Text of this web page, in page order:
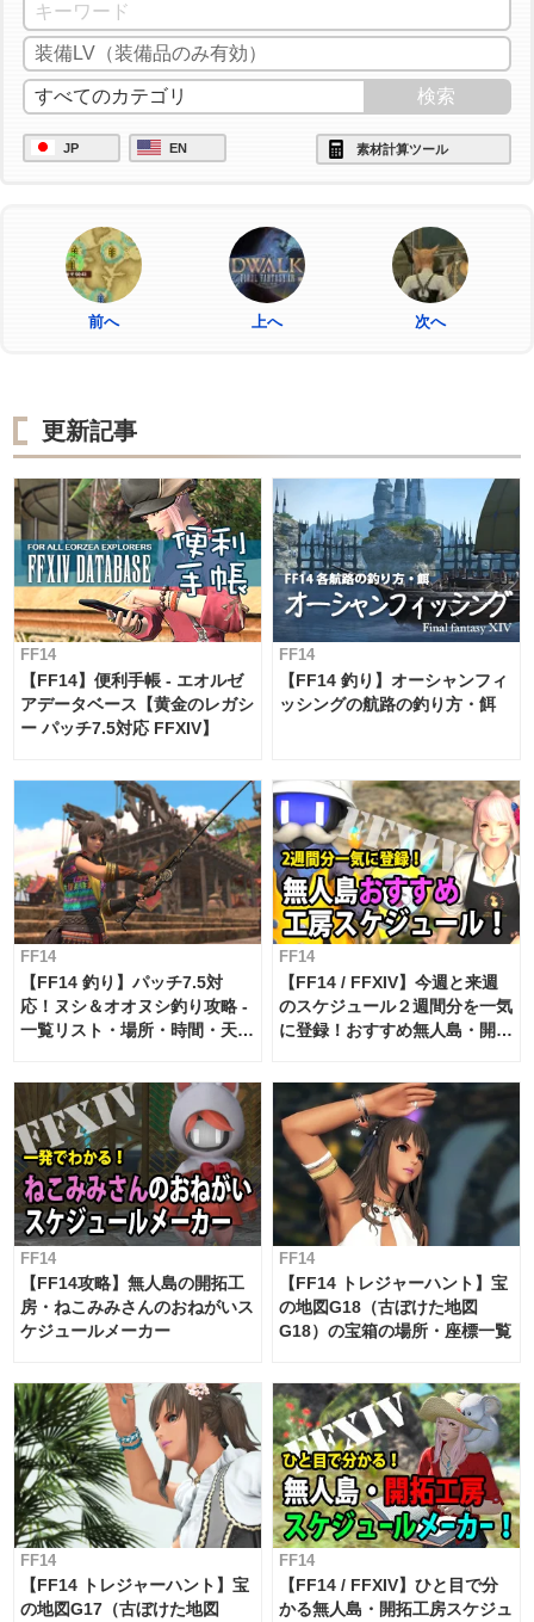
JP EN 素材計算ツール
前へ 上へ 次へ
更新記事
FF14
【FF14】便利手帳 - エオルゼ
アデータベース【黄金のレガシ
ー パッチ7.5対応 FFXIV】
FF14
【FF14 釣り】オーシャンフィ
ッシングの航路の釣り方・餌
FF14
【FF14 釣り】パッチ7.5対
応！ヌシ＆オオヌシ釣り攻略 -
一覧リスト・場所・時間・天
FF14
【FF14 / FFXIV】今週と来週
のスケジュール２週間分を一気
に登録！おすすめ無人島・開拓
FF14
【FF14攻略】無人島の開拓工
房・ねこみみさんのおねがいス
ケジュールメーカー
FF14
【FF14 トレジャーハント】宝
の地図G18（古ぼけた地図
G18）の宝箱の場所・座標一覧
FF14
【FF14 トレジャーハント】宝
の地図G17（古ぼけた地図
FF14
【FF14 / FFXIV】ひと目で分
かる無人島・開拓工房スケジュ